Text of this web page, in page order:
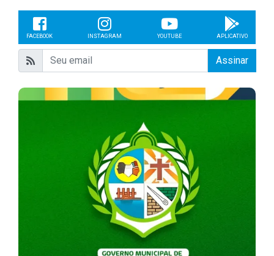
FACEBOOK INSTAGRAM YOUTUBE APLICATIVO
Assinar